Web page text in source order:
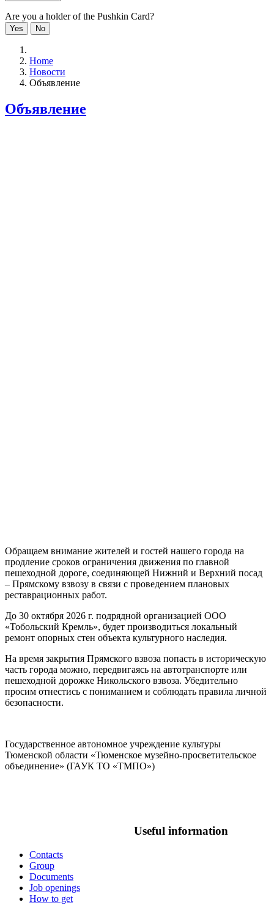
Are you a holder of the Pushkin Card?
Yes No
Home
Новости
Объявление
Объявление
Обращаем внимание жителей и гостей нашего города на
продление сроков ограничения движения по главной
пешеходной дороге, соединяющей Нижний и Верхний посад
– Прямскому взвозу в связи с проведением плановых
реставрационных работ.
До 30 октября 2026 г. подрядной организацией ООО
«Тобольский Кремль», будет производиться локальный
ремонт опорных стен объекта культурного наследия.
На время закрытия Прямского взвоза попасть в историческую
часть города можно, передвигаясь на автотранспорте или
пешеходной дорожке Никольского взвоза. Убедительно
просим отнестись с пониманием и соблюдать правила личной
безопасности.
Государственное автономное учреждение культуры
Тюменской области «Тюменское музейно-просветительское
объединение» (ГАУК ТО «ТМПО»)
Useful information
Contacts
Group
Documents
Job openings
How to get